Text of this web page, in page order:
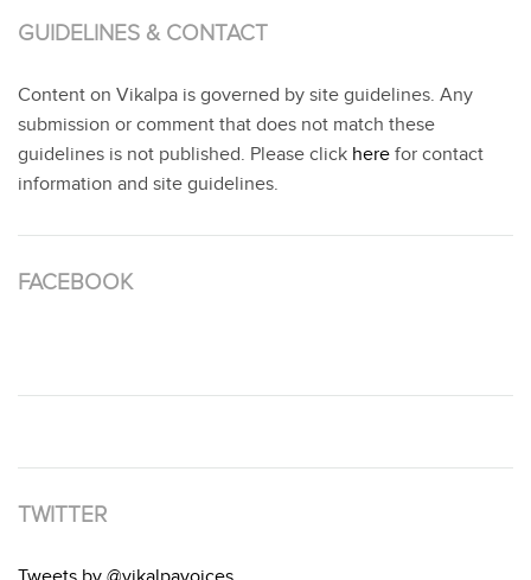
GUIDELINES & CONTACT
Content on Vikalpa is governed by site guidelines. Any
submission or comment that does not match these
guidelines is not published. Please click here for contact
information and site guidelines.
FACEBOOK
TWITTER